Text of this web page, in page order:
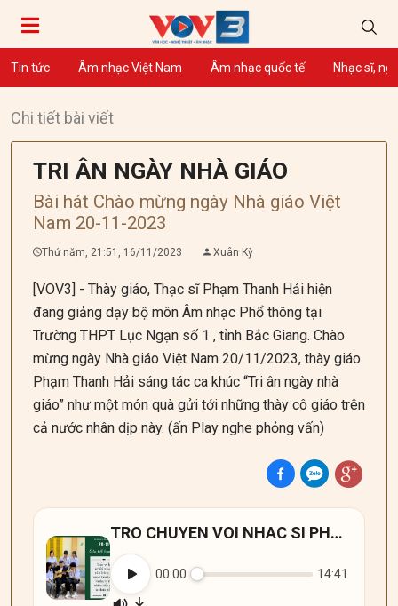
Tin tức Âm nhạc Việt Nam Âm nhạc quốc tế Nhạc sĩ,
Chi tiết bài viết
TRI ÂN NGÀY NHÀ GIÁO
Bài hát Chào mừng ngày Nhà giáo Việt
Nam 20-11-2023
Thứ năm, 21:51, 16/11/2023 Xuân Kỳ
[VOV3] - Thày giáo, Thạc sĩ Phạm Thanh Hải hiện
đang giảng dạy bộ môn Âm nhạc Phổ thông tại
Trường THPT Lục Ngạn số 1 , tỉnh Bắc Giang. Chào
mừng ngày Nhà giáo Việt Nam 20/11/2023, thày giáo
Phạm Thanh Hải sáng tác ca khúc “Tri ân ngày nhà
giáo” như một món quà gửi tới những thày cô giáo trên
cả nước nhân dịp này. (ấn Play nghe phỏng vấn)
TRO CHUYEN VOI NHAC SI PHAM THANH HAI
00:00 14:41